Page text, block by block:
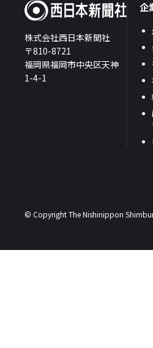
株式会社西日本新聞社
〒810-8721
福岡県福岡市中央区天神
1-4-1
企
© Copyright The Nishinippon